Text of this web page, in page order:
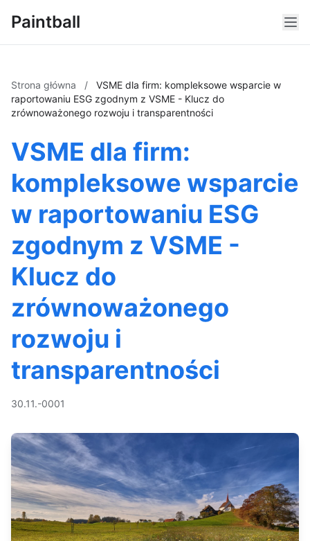
Paintball
Strona główna /
VSME dla firm: kompleksowe wsparcie w
raportowaniu ESG zgodnym z VSME - Klucz do
zrównoważonego rozwoju i transparentności
VSME dla firm:
kompleksowe wsparcie
w raportowaniu ESG
zgodnym z VSME -
Klucz do
zrównoważonego
rozwoju i
transparentności
30.11.-0001